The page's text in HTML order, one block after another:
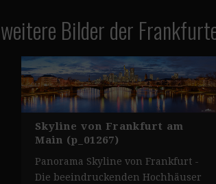
weitere Bilder der
Skyline von Frankfurt am
Main (p_01267)
Panorama Skyline von Frankfurt -
Die beeindruckenden Hochhäuser